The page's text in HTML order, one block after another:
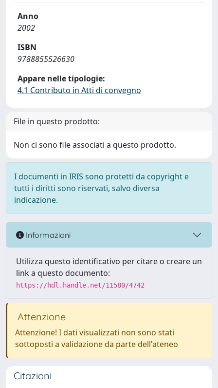
Anno
2002
ISBN
9788855526630
Appare nelle tipologie:
4.1 Contributo in Atti di convegno
File in questo prodotto:
Non ci sono file associati a questo prodotto.
I documenti in IRIS sono protetti da copyright e
tutti i diritti sono riservati, salvo diversa
indicazione.
Informazioni
Utilizza questo identificativo per citare o creare un
link a questo documento:
https://hdl.handle.net/11580/4742
Attenzione
Attenzione! I dati visualizzati non sono stati
sottoposti a validazione da parte dell'ateneo
Citazioni